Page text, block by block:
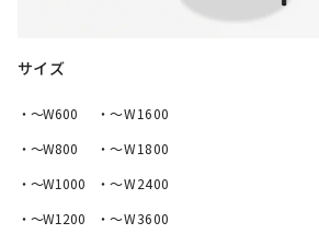
サイズ
・〜W600
・〜W800
・〜W1000
・〜W1200
・〜W1600
・〜W1800
・〜W2400
・〜W3600